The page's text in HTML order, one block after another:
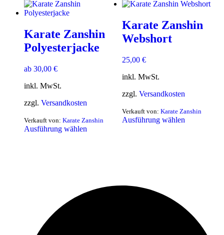
Karate Zanshin
Polyesterjacke
ab 30,00 €
inkl. MwSt.
zzgl. Versandkosten
Verkauft von: Karate Zanshin
Ausführung wählen
Karate Zanshin
Webshort
25,00 €
inkl. MwSt.
zzgl. Versandkosten
Verkauft von: Karate Zanshin
Ausführung wählen